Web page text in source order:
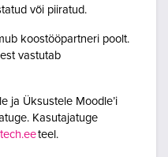
või piiratud.
koostööpartneri poolt.
vastutab
ja Üksustele Moodle’i
Kasutajatuge
teel.